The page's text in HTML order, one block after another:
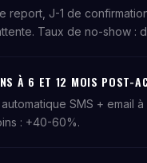
report, J-1 de
Taux de no-show :
À 6 ET 12 MOIS POST-
SMS + email
: +40-60%.